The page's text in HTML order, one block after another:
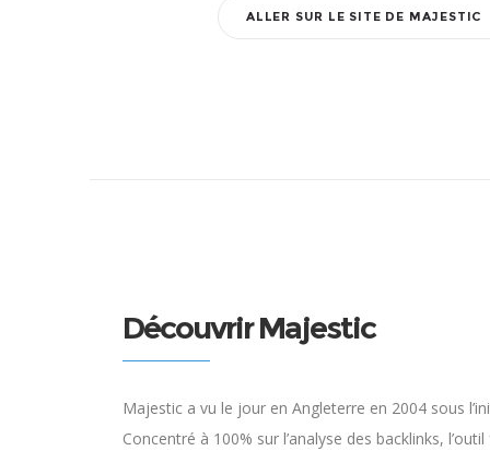
ALLER SUR LE SITE DE MAJESTIC
Découvrir Majestic
Majestic a vu le jour en Angleterre en 2004 sous
Concentré à 100% sur l’analyse des backlinks,